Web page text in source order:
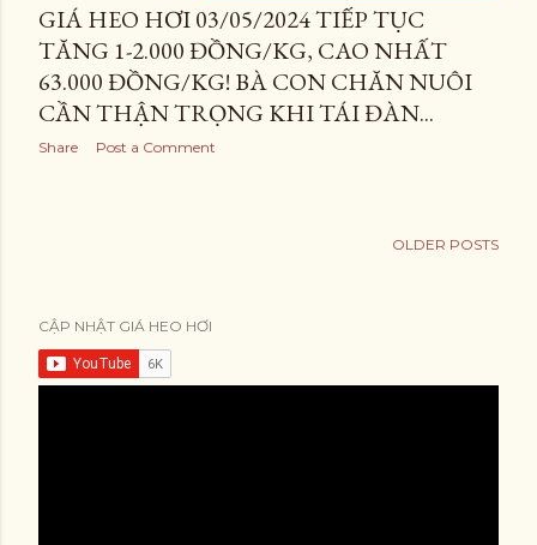
GIÁ HEO HƠI 03/05/2024 TIẾP TỤC
TĂNG 1-2.000 ĐỒNG/KG, CAO NHẤT
63.000 ĐỒNG/KG! BÀ CON CHĂN NUÔI
CẦN THẬN TRỌNG KHI TÁI ĐÀN...
Share Post a Comment
OLDER POSTS
CẬP NHẬT GIÁ HEO HƠI